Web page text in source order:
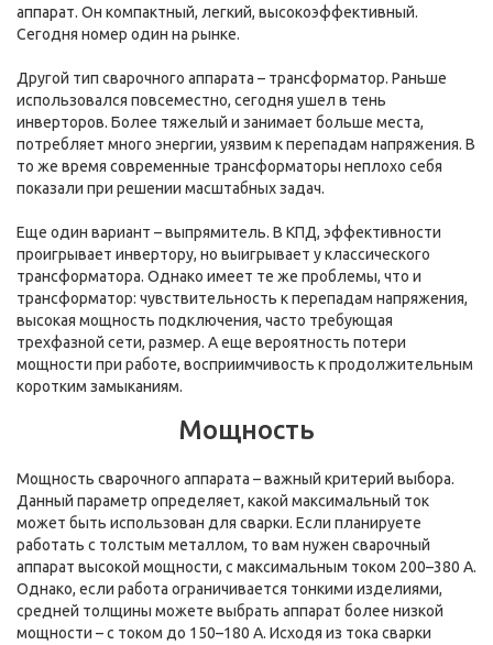
аппарат. Он компактный, легкий, высокоэффективный.
Сегодня номер один на рынке.
Другой тип сварочного аппарата – трансформатор. Раньше
использовался повсеместно, сегодня ушел в тень
инверторов. Более тяжелый и занимает больше места,
потребляет много энергии, уязвим к перепадам напряжения. В
то же время современные трансформаторы неплохо себя
показали при решении масштабных задач.
Еще один вариант – выпрямитель. В КПД, эффективности
проигрывает инвертору, но выигрывает у классического
трансформатора. Однако имеет те же проблемы, что и
трансформатор: чувствительность к перепадам напряжения,
высокая мощность подключения, часто требующая
трехфазной сети, размер. А еще вероятность потери
мощности при работе, восприимчивость к продолжительным
коротким замыканиям.
Мощность
Мощность сварочного аппарата – важный критерий выбора.
Данный параметр определяет, какой максимальный ток
может быть использован для сварки. Если планируете
работать с толстым металлом, то вам нужен сварочный
аппарат высокой мощности, с максимальным током 200–380 А.
Однако, если работа ограничивается тонкими изделиями,
средней толщины можете выбрать аппарат более низкой
мощности – с током до 150–180 А. Исходя из тока сварки